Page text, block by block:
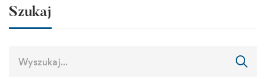
Szukaj